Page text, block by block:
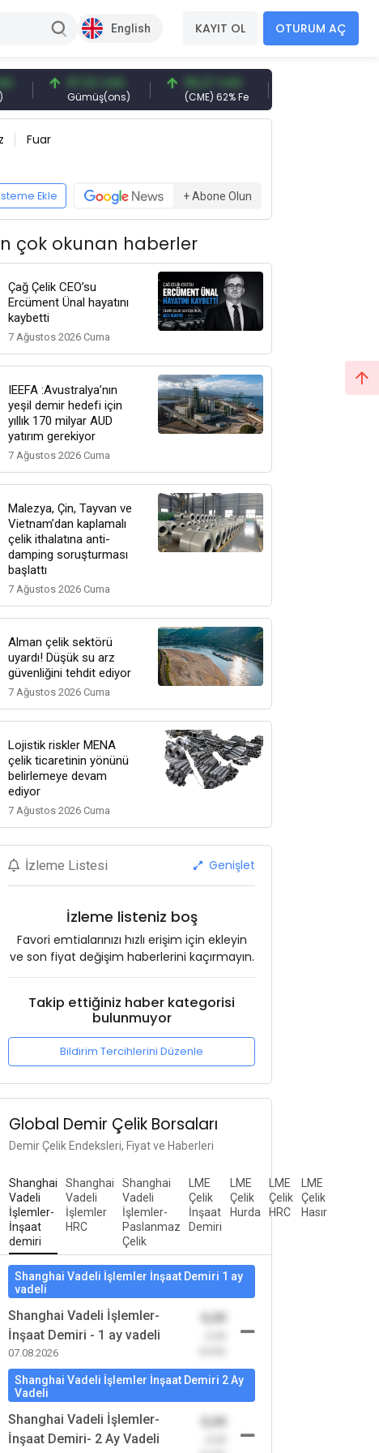
English KAYIT OL OTURUM AÇ
97,32 USD
Gümüş(ons)
96,27 USD
(CME) 62% Fe
Fuar
Ekle + Abone Olun
çok okunan haberler
Çağ Çelik CEO’su
Ercüment Ünal hayatını
kaybetti
7 Ağustos 2026 Cuma
IEEFA :Avustralya’nın
yeşil demir hedefi için
yıllık 170 milyar AUD
yatırım gerekiyor
7 Ağustos 2026 Cuma
Malezya, Çin, Tayvan ve
Vietnam’dan kaplamalı
çelik ithalatına anti-
damping soruşturması
başlattı
7 Ağustos 2026 Cuma
Alman çelik sektörü
uyardı! Düşük su arz
güvenliğini tehdit ediyor
7 Ağustos 2026 Cuma
Lojistik riskler MENA
çelik ticaretinin yönünü
belirlemeye devam
ediyor
7 Ağustos 2026 Cuma
İzleme Listesi Genişlet
İzleme listeniz boş
Favori emtialarınızı hızlı erişim için ekleyin
ve son fiyat değişim haberlerini kaçırmayın.
Takip ettiğiniz haber kategorisi
bulunmuyor
Bildirim Tercihlerini Düzenle
Global Demir Çelik Borsaları
Demir Çelik Endeksleri, Fiyat ve Haberleri
Shanghai
Vadeli
İşlemler-
İnşaat
demiri
Shanghai
Vadeli
İşlemler
HRC
Shanghai
Vadeli
İşlemler-
Paslanmaz
Çelik
LME
Çelik
İnşaat
Demiri
LME
Çelik
Hurda
LME
Çelik
HRC
LME
Çelik
Hasır
Shanghai Vadeli İşlemler İnşaat Demiri 1 ay
vadeli
Shanghai Vadeli İşlemler-
İnşaat Demiri - 1 ay vadeli
07.08.2026
0,00
Shanghai Vadeli İşlemler İnşaat Demiri 2 Ay
Vadeli
Shanghai Vadeli İşlemler-
İnşaat Demiri- 2 Ay Vadeli
0,00